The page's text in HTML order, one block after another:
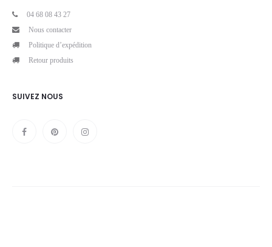
04 68 08 43 27
Nous contacter
Politique d’expédition
Retour produits
SUIVEZ NOUS